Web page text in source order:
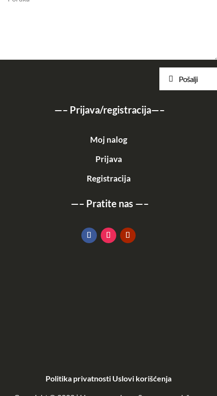
Pošalji
—– Prijava/registracija—–
Moj nalog
Prijava
Registracija
—– Pratite nas —–
Politika privatnosti Uslovi korišćenja